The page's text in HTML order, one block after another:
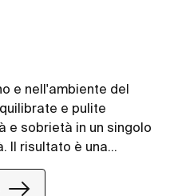
e nell'ambiente del
e pulite
e sobrietà in un singolo
Il risultato è una
e facile da